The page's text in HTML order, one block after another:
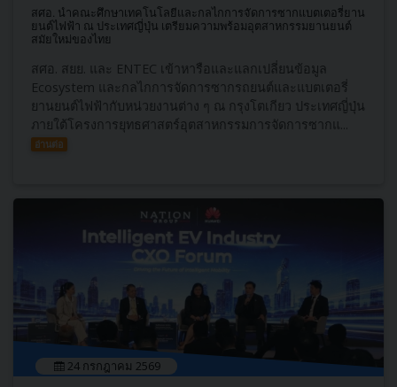
สศอ. นำคณะศึกษาเทคโนโลยีและกลไกการจัดการซากแบตเตอรี่ยาน
ยนต์ไฟฟ้า ณ ประเทศญี่ปุ่น เตรียมความพร้อมอุตสาหกรรมยานยนต์
สมัยใหม่ของไทย
สศอ. สยย. และ ENTEC เข้าหารือและแลกเปลี่ยนข้อมูล
Ecosystem และกลไกการจัดการซากรถยนต์และแบตเตอรี่
ยานยนต์ไฟฟ้ากับหน่วยงานต่าง ๆ ณ กรุงโตเกียว ประเทศญี่ปุ่น
ภายใต้โครงการยุทธศาสตร์อุตสาหกรรมการจัดการซากแ...
อ่านต่อ
24 กรกฎาคม 2569